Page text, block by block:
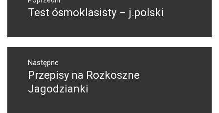
Poprzedni
Test ósmoklasisty – j.polski
Następne
Następny
post:
Przepisy na Rozkoszne
Jagodzianki